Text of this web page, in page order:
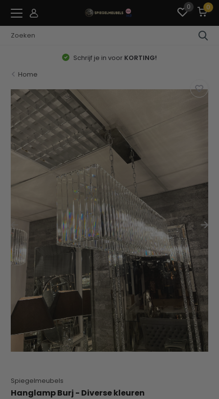
0 0
Schrijf je in voor KORTING!
Home
Spiegelmeubels
Hanglamp Burj - Diverse kleuren